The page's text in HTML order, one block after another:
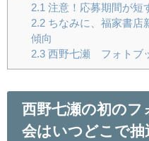
2.1 注意！応募期間が短
2.2ちなみに、福家書店
傾向
2.3西野七瀬 フォトブ
西野七瀬の初の
会はいつどこで抽